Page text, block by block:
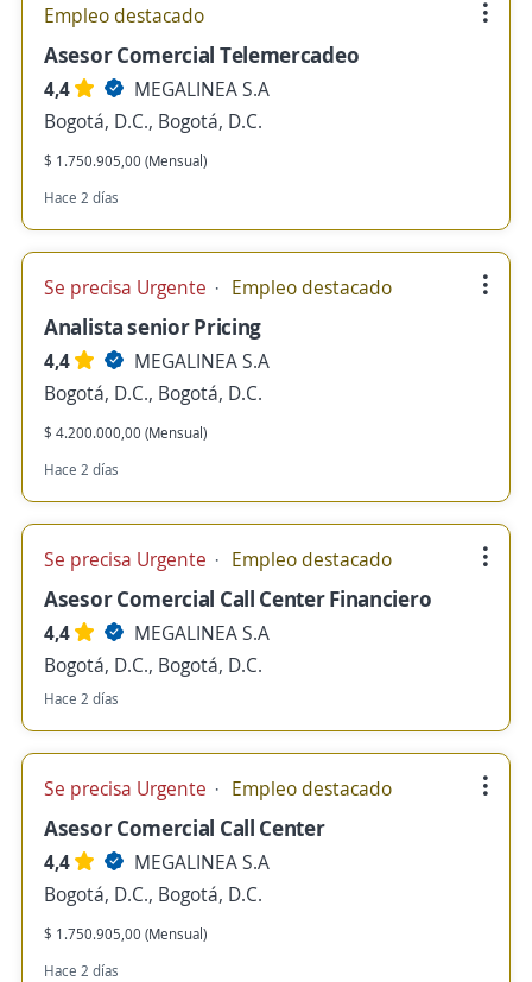
Empleo destacado
Asesor Comercial Telemercadeo
4,4
MEGALINEA S.A
Bogotá, D.C., Bogotá, D.C.
$ 1.750.905,00 (Mensual)
Hace 2 días
Se precisa Urgente Empleo destacado
Analista senior Pricing
4,4
MEGALINEA S.A
Bogotá, D.C., Bogotá, D.C.
$ 4.200.000,00 (Mensual)
Hace 2 días
Se precisa Urgente Empleo destacado
Asesor Comercial Call Center Financiero
4,4
MEGALINEA S.A
Bogotá, D.C., Bogotá, D.C.
Hace 2 días
Se precisa Urgente Empleo destacado
Asesor Comercial Call Center
4,4
MEGALINEA S.A
Bogotá, D.C., Bogotá, D.C.
$ 1.750.905,00 (Mensual)
Hace 2 días